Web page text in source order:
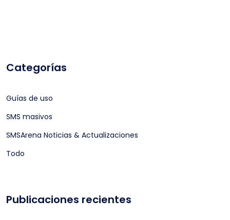
Categorías
Guías de uso
SMS masivos
SMSArena Noticias & Actualizaciones
Todo
Publicaciones recientes